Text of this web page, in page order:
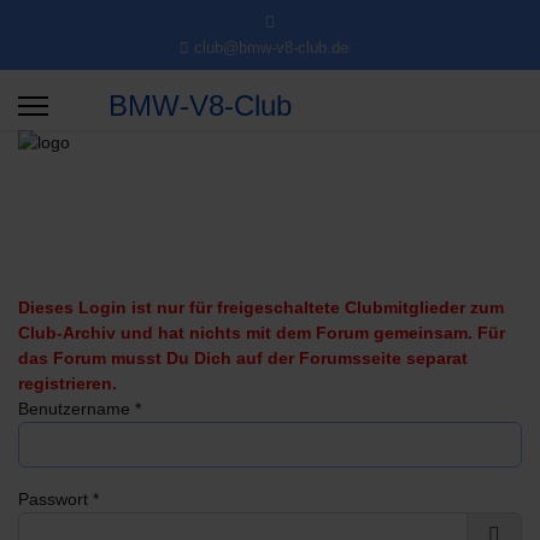
club@bmw-v8-club.de
BMW-V8-Club
Dieses Login ist nur für freigeschaltete Clubmitglieder zum
Club-Archiv und hat nichts mit dem Forum gemeinsam. Für
das Forum musst Du Dich auf der Forumsseite separat
registrieren.
Benutzername *
Passwort *